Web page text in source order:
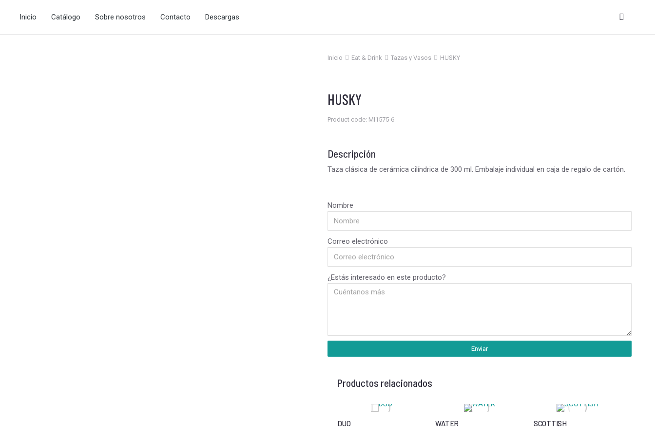
Inicio Catálogo Sobre nosotros Contacto Descargas
Estás aquí:
Inicio Eat & Drink Tazas y Vasos HUSKY
HUSKY
Product code: MI1575-6
Descripción
Taza clásica de cerámica cilíndrica de 300 ml. Embalaje individual en caja de regalo de cartón.
Nombre
Correo electrónico
¿Estás interesado en este producto?
Enviar
Productos relacionados
DUO WATER SCOTTISH